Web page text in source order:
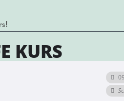
KURS